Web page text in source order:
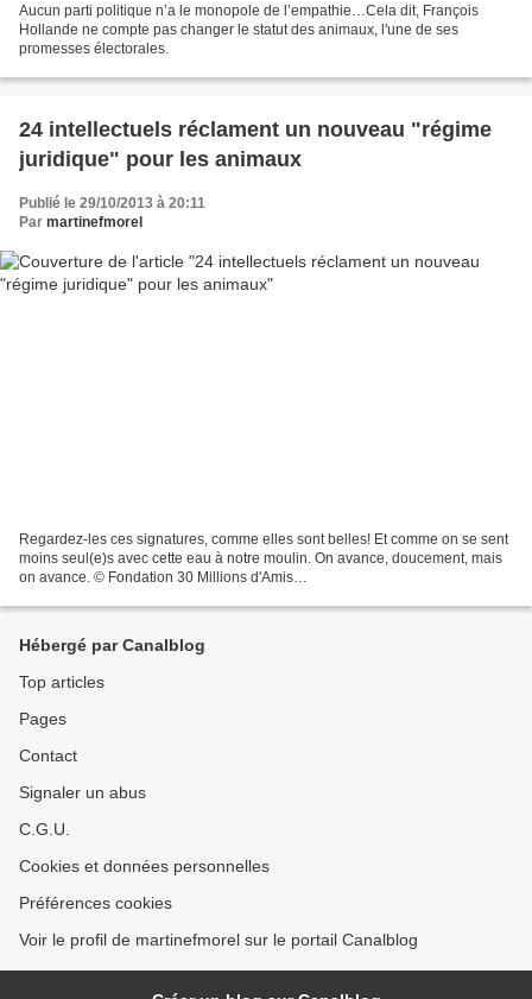
Aucun parti politique n’a le monopole de l’empathie…Cela dit, François
Hollande ne compte pas changer le statut des animaux, l'une de ses
promesses électorales.
24 intellectuels réclament un nouveau "régime
juridique" pour les animaux
Publié le 29/10/2013 à 20:11
Par martinefmorel
Regardez-les ces signatures, comme elles sont belles! Et comme on se sent
moins seul(e)s avec cette eau à notre moulin. On avance, doucement, mais
on avance. © Fondation 30 Millions d'Amis
intellectuels-reclament-un-nouveau-statut-juridique-pour-les-animaux.html...
Hébergé par Canalblog
Top articles
Pages
Contact
Signaler un abus
C.G.U.
Cookies et données personnelles
Préférences cookies
Voir le profil de martinefmorel sur le portail Canalblog